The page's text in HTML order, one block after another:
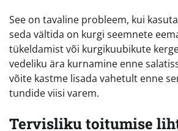
See on tavaline probleem, kui
seda vältida on kurgi seemnete
tükeldamist või kurgikuubikute
vedeliku ära kurnamine enne
võite kastme lisada vahetult enne
tundide viisi varem.
Tervisliku toitumise